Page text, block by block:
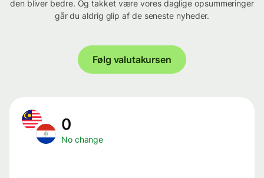
den bliver bedre. Og takket være vores daglige opsummeringer
går du aldrig glip af de seneste nyheder.
Følg valutakursen
0
No change